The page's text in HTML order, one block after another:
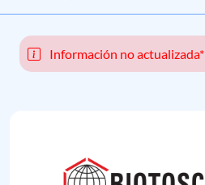
Información no actualizada*